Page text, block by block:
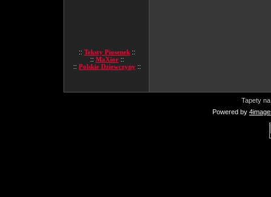
:: Teksty Piosenek ::
:: MaXior ::
:: Polskie Dziewczyny ::
Tapety
Powered by